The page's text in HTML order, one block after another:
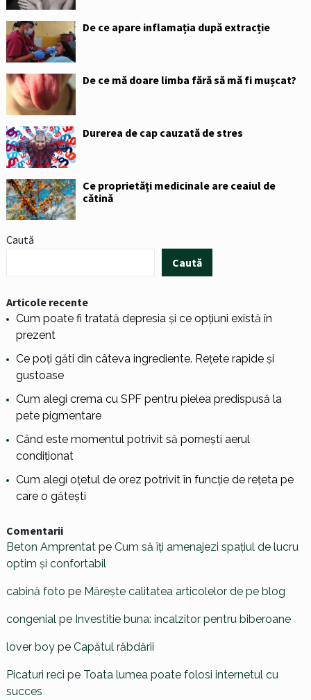
De ce apare inflamația după extracție
De ce mă doare limba fără să mă fi mușcat?
Durerea de cap cauzată de stres
Ce proprietăți medicinale are ceaiul de
cătină
Caută
Caută
Articole recente
Cum poate fi tratată depresia și ce opțiuni există în
prezent
Ce poți găti din câteva ingrediente. Rețete rapide și
gustoase
Cum alegi crema cu SPF pentru pielea predispusă la
pete pigmentare
Când este momentul potrivit să pornești aerul
condiționat
Cum alegi oțetul de orez potrivit în funcție de rețeta pe
care o gătești
Comentarii
Beton Amprentatpe Cum să îți amenajezi spațiul de lucru
optim și confortabil
cabină foto pe Mărește calitatea articolelor de pe blog
congenialpe Investitie buna: incalzitor pentru biberoane
lover boype Capătul răbdării
Picaturi reci pe Toata lumea poate folosi internetul cu
succes